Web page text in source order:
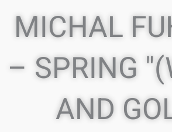
"MICHAL
– SPRING
AND